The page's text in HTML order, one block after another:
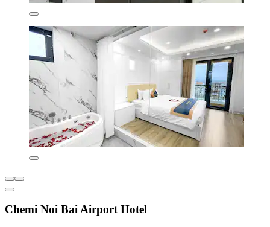
Chemi Noi Bai Airport Hotel